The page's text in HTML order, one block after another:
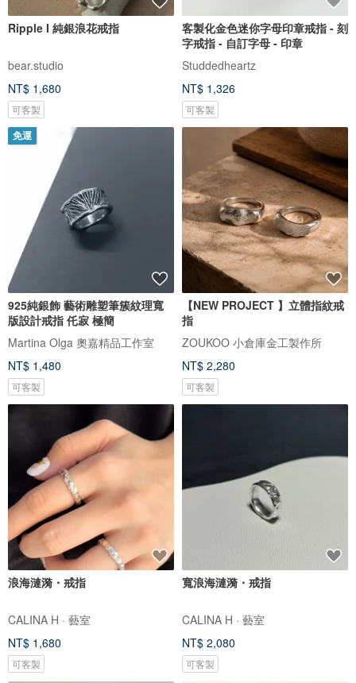
Ripple I 純銀浪花戒指
bear.studio
NT$ 1,680
可客製
客製化金色迷你字母印章戒指 - 刻
字戒指 - 自訂字母 - 印章
Studdedheartz
NT$ 1,326
可客製
免運
925純銀飾 藝術雕塑筆簇紋理寬
版設計戒指 仛寂 極簡
Martina Olga 奧嘉精品工作室
NT$ 1,480
可客製
【NEW PROJECT 】立體指紋戒
指
ZOUKOO 小倉庫金工製作所
NT$ 2,280
可客製
浪海漣漪・戒指
CALINA H · 藝室
NT$ 1,680
可客製
寬浪海漣漪・戒指
CALINA H · 藝室
NT$ 2,080
可客製